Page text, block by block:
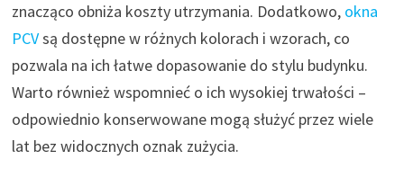
znacząco obniża koszty utrzymania. Dodatkowo, okna
PCVsą dostępne w różnych kolorach i wzorach, co
pozwala na ich łatwe dopasowanie do stylu budynku.
Warto również wspomnieć o ich wysokiej trwałości –
odpowiednio konserwowane mogą służyć przez wiele
lat bez widocznych oznak zużycia.